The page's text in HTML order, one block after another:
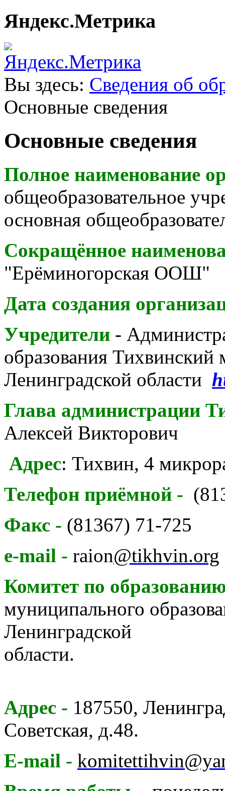
Яндекс.Метрика
Вы здесь: Сведения об
Основные сведения
Основные сведения
Полное наименование
общеобразовательное
основная
Сокращённое
"Ерёминогорская ООШ"
Дата создания
Учредители -
образования
Ленинградской области
Глава администрации
Алексей Викторович
Адрес: Тихвин, 4
Телефон приёмной -
Факс - (81367) 71-725
e-mail - raion@tikhvin.org
Комитет по
муниципального
Ленинградской
области
Адрес - 187550,
Советская, д.48.
E-mail -